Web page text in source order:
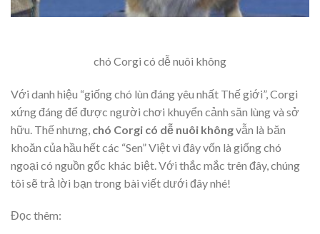
chó Corgi có dễ nuôi không
Với danh hiệu “giống chó lùn đáng yêu nhất Thế giới”, Corgi
xứng đáng để được người chơi khuyển cảnh săn lùng và sở
hữu. Thế nhưng, chó Corgi có dễ nuôi khôngvẫn là băn
khoăn của hầu hết các “Sen” Việt vì đây vốn là giống chó
ngoại có nguồn gốc khác biệt. Với thắc mắc trên đây, chúng
tôi sẽ trả lời bạn trong bài viết dưới đây nhé!
Đọc thêm: